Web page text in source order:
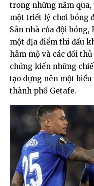
trong những năm
một triết lý chơi bóng
Sân nhà của đội
một địa điểm thi đấu
hâm mộ và các đối
chứng kiến những
tạo dựng nên một
thành phố Getafe.